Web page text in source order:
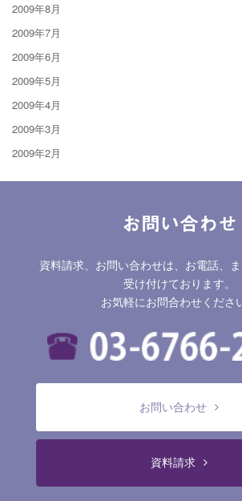
2009年8月
2009年7月
2009年6月
2009年5月
2009年4月
2009年3月
2009年2月
お問い合わせ
資料請求、お問い合わせは、お電話、
受け付けております。
お気軽にお問合わせくださ
お問い合わせ
資料請求